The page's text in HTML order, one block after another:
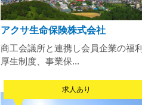
アクサ生命保険株式会社
商工会議所と連携し会員企業の福利
厚生制度、事業保...
求人あり